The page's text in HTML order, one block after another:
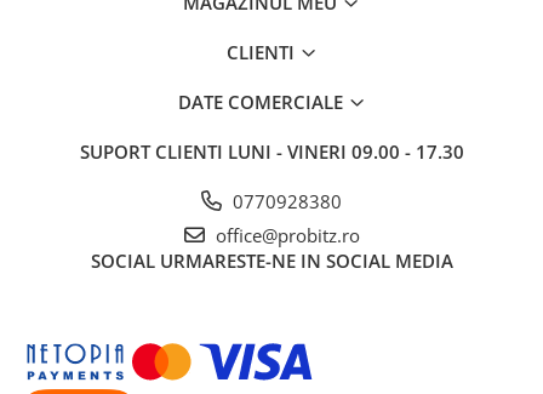
Tablete Grafice
CLIENTI
DATE COMERCIALE
SUPORT CLIENTI LUNI - VINERI 09.00 - 17.30
0770928380
office@probitz.ro
SOCIAL URMARESTE-NE IN SOCIAL MEDIA